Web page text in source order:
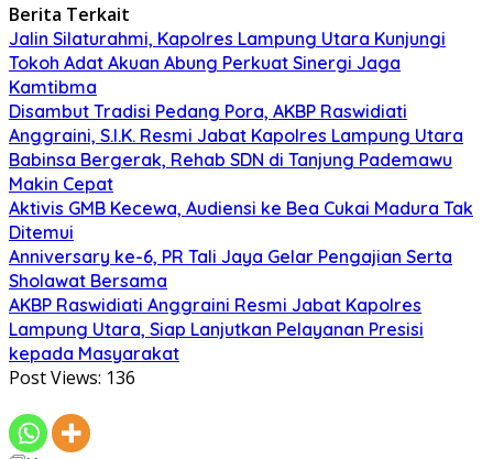
Berita Terkait
Jalin Silaturahmi, Kapolres Lampung Utara Kunjungi
Tokoh Adat Akuan Abung Perkuat Sinergi Jaga
Kamtibma
Disambut Tradisi Pedang Pora, AKBP Raswidiati
Anggraini, S.I.K. Resmi Jabat Kapolres Lampung Utara
Babinsa Bergerak, Rehab SDN di Tanjung Pademawu
Makin Cepat
Aktivis GMB Kecewa, Audiensi ke Bea Cukai Madura Tak
Ditemui
Anniversary ke-6, PR Tali Jaya Gelar Pengajian Serta
Sholawat Bersama
AKBP Raswidiati Anggraini Resmi Jabat Kapolres
Lampung Utara, Siap Lanjutkan Pelayanan Presisi
kepada Masyarakat
Post Views: 136